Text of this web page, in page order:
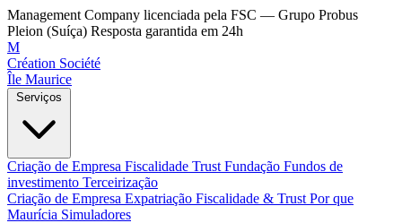
Management Company licenciada pela FSC — Grupo Probus
Pleion (Suíça) Resposta garantida em 24h
M
Création Société
Île Maurice
Criação de Empresa Fiscalidade Trust Fundação Fundos de
investimento Terceirização
Criação de Empresa Expatriação Fiscalidade & Trust Por que
Maurícia Simuladores